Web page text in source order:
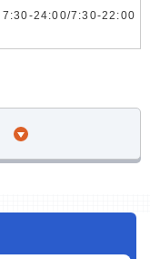
7:30-24:00/7:30-22:00